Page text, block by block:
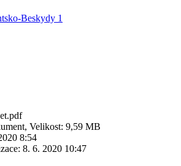
Velikost: 9,59 MB
8:54
8. 6. 2020 10:47